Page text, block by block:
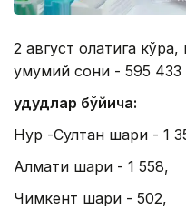
2 август ҳолатига
умумий сони - 595
Ҳудудлар бўйича:
Нур -Султан шаҳри - 1
Алмати шаҳри - 1 558,
Чимкент шаҳри - 502,